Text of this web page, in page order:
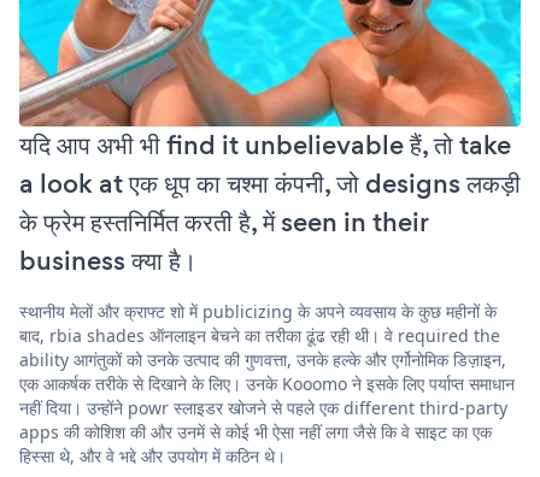
यदि आप अभी भी find it unbelievable हैं, तो take
a look at एक धूप का चश्मा कंपनी, जो designs लकड़ी
के फ्रेम हस्तनिर्मित करती है, में seen in their
business क्या है।
स्थानीय मेलों और क्राफ्ट शो में publicizing के अपने व्यवसाय के कुछ महीनों के
बाद, rbia shades ऑनलाइन बेचने का तरीका ढूंढ रही थी। वे required the
ability आगंतुकों को उनके उत्पाद की गुणवत्ता, उनके हल्के और एर्गोनोमिक डिज़ाइन,
एक आकर्षक तरीके से दिखाने के लिए। उनके Kooomo ने इसके लिए पर्याप्त समाधान
नहीं दिया। उन्होंने powr स्लाइडर खोजने से पहले एक different third-party
apps की कोशिश की और उनमें से कोई भी ऐसा नहीं लगा जैसे कि वे साइट का एक
हिस्सा थे, और वे भद्दे और उपयोग में कठिन थे।